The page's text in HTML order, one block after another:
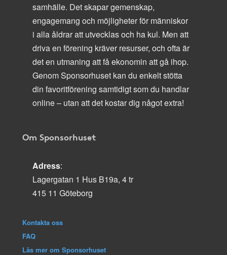
samhälle. Det skapar gemenskap,
engagemang och möjligheter för människor
i alla åldrar att utvecklas och ha kul. Men att
driva en förening kräver resurser, och ofta är
det en utmaning att få ekonomin att gå ihop.
Genom Sponsorhuset kan du enkelt stötta
din favoritförening samtidigt som du handlar
online – utan att det kostar dig något extra!
Om Sponsorhuset
Adress:
Lagergatan 1 Hus B19a, 4 tr
415 11 Göteborg
Kontakta oss
FAQ
Läs mer om Sponsorhuset